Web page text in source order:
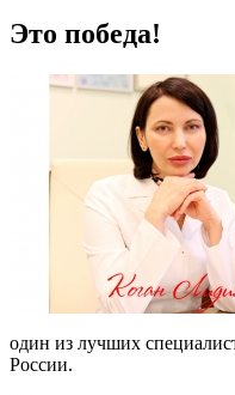
Это победа!
один из лучших
России.